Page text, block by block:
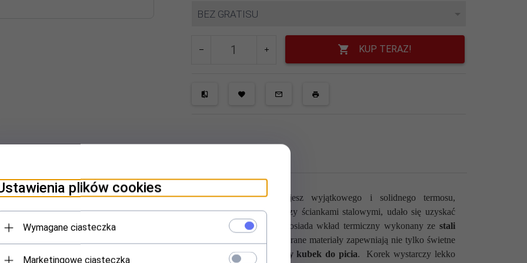
BEZ GRATISU
KUP TERAZ!
właściwościach termicznych oraz użytkowych. Jeśli potrzebujesz wyjątkowego i solidnego termosu,
. Nowa, ulepszona konstrukcja! Poprzez zmniejszenie próżni pomiędzy ściankami stalowymi, udało się uzyskać
termosu.Utrzymuje ciepło aż , a zimno do 144 godzin! Posiada wkład termiczny wykonany zestali
na kolor zielony. Najnowocześniejsza technologia i odpowiednio dobrane materiały zapewniają nie tylko świetne
szczelność zaworu. Termos zaopatrzony jest w nakręcany,metalowy kubek do picia. Korek wystarczy lekko
plików cookies
Wymagane ciasteczka
Marketingowe ciasteczka